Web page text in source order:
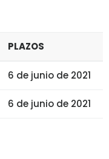
PLAZOS
6 de junio de 2021
6 de junio de 2021